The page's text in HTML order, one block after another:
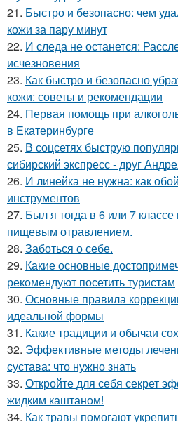
21. Быстро и безопасно: чем
кожи за пару минут
22. И следа не останется:
исчезновения
23. Как быстро и безопасно
кожи: советы и рекомендации
24. Первая помощь при
в Екатеринбурге
25. В соцсетях быструю
сибирский экспресс - друг
26. И линейка не нужна: как
инструментов
27. Был я тогда в 6 или 7
пищевым отравлением.
28. Заботься о себе.
29. Какие основные
рекомендуют посетить туристам
30. Основные правила
идеальной формы
31. Какие традиции и обычаи
32. Эффективные методы
сустава: что нужно знать
33. Откройте для себя секрет
жидким каштаном!
34. Как травы помогают